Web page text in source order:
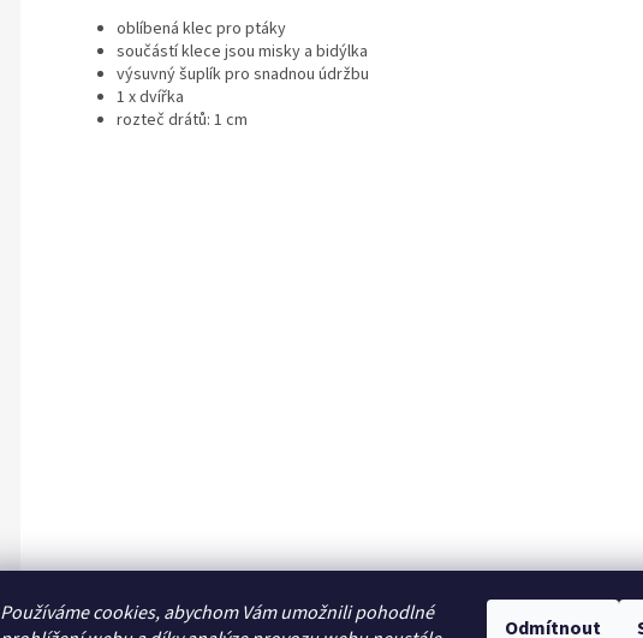
Používáme cookies, abychom Vám umožnili pohodlné
Odmítnout
oblíbená klec pro ptáky
součástí klece jsou misky a bidýlka
výsuvný šuplík pro snadnou údržbu
1 x dvířka
rozteč drátů: 1 cm